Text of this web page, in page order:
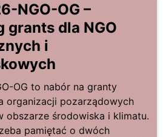
NGO-OG –
grants dla NGO
i
OG to nabór na granty
organizacji pozarządowych
obszarze środowiska i klimatu.
pamiętać o dwóch